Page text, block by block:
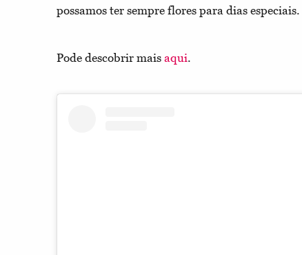
possamos ter sempre flores para dias especiais.
Pode descobrir mais aqui.